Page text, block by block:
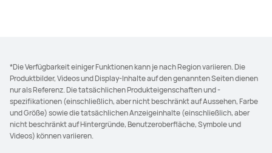
*Die Verfügbarkeit einiger Funktionen kann je nach Region variieren. Die
Produktbilder, Videos und Display-Inhalte auf den genannten Seiten dienen
nur als Referenz. Die tatsächlichen Produkteigenschaften und -
spezifikationen (einschließlich, aber nicht beschränkt auf Aussehen, Farbe
und Größe) sowie die tatsächlichen Anzeigeinhalte (einschließlich, aber
nicht beschränkt auf Hintergründe, Benutzeroberfläche, Symbole und
Videos) können variieren.